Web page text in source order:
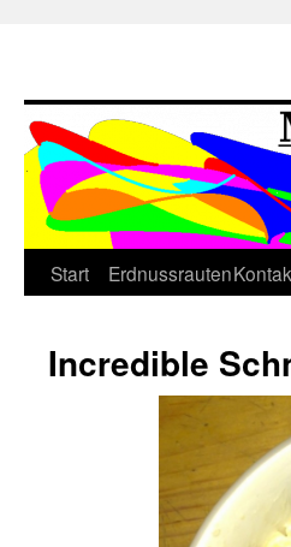
Springe
Inhalt
Start Erdnussrauten
Incredible